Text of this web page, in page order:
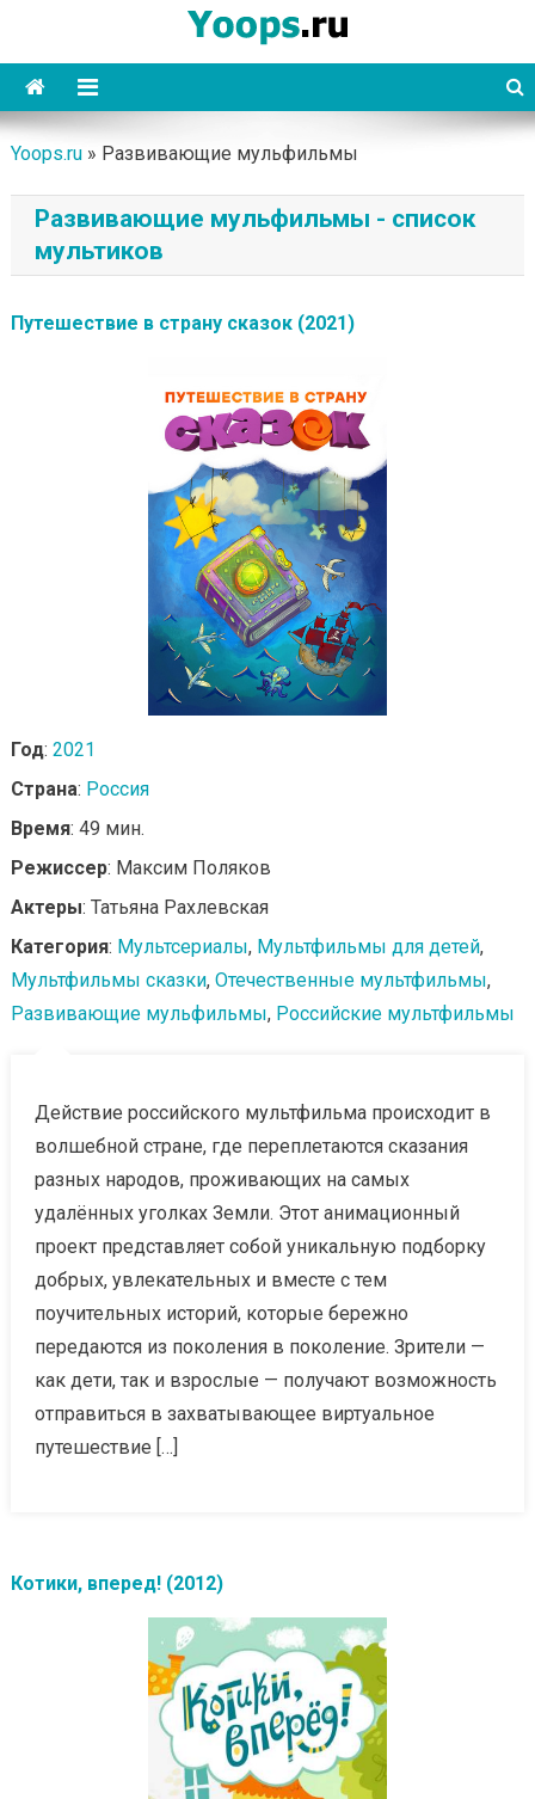
content
Yoops
Yoops.ru» Развивающие мульфильмы
Развивающие мульфильмы - список
мультиков
Путешествие в страну сказок (2021)
Год: 2021
Страна: Россия
Время: 49 мин.
Режиссер: Максим Поляков
Актеры: Татьяна Рахлевская
Категория: Мультсериалы, Мультфильмы для детей,
Мультфильмы сказки, Отечественные мультфильмы,
Развивающие мульфильмы, Российские мультфильмы
Действие российского мультфильма происходит в
волшебной стране, где переплетаются сказания
разных народов, проживающих на самых
удалённых уголках Земли. Этот анимационный
проект представляет собой уникальную подборку
добрых, увлекательных и вместе с тем
поучительных историй, которые бережно
передаются из поколения в поколение. Зрители —
как дети, так и взрослые — получают возможность
отправиться в захватывающее виртуальное
путешествие […]
Котики, вперед! (2012)